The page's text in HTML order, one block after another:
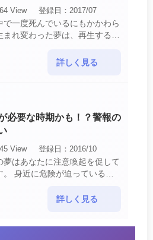
View
登録日：2017/07
で一度死んでいるにもかかわら
まれ変わった夢は、再生する夢
に関するすべての運気が上昇し
詳しく見る
必要な時期かも！？警報の
View
登録日：2016/10
夢はあなたに注意喚起を促して
ている暗
を回避する事が必要です。 ま
詳しく見る